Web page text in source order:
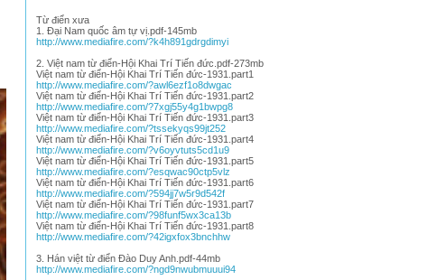
Từ điển xưa
1. Đại Nam quốc âm tự vị.pdf-145mb
http://www.mediafire.com/?k4h891gdrgdimyi
2. Việt nam từ điển-Hội Khai Trí Tiến đức.pdf-273mb
Việt nam từ điển-Hội Khai Trí Tiến đức-1931.part1
http://www.mediafire.com/?awl6ezf1o8dwgac
Việt nam từ điển-Hội Khai Trí Tiến đức-1931.part2
http://www.mediafire.com/?7xgj55y4g1bwpg8
Việt nam từ điển-Hội Khai Trí Tiến đức-1931.part3
http://www.mediafire.com/?tssekyqs99jt252
Việt nam từ điển-Hội Khai Trí Tiến đức-1931.part4
http://www.mediafire.com/?v6oyvtuts5cd1u9
Việt nam từ điển-Hội Khai Trí Tiến đức-1931.part5
http://www.mediafire.com/?esqwac90ctp5vlz
Việt nam từ điển-Hội Khai Trí Tiến đức-1931.part6
http://www.mediafire.com/?594jj7w5r9d542f
Việt nam từ điển-Hội Khai Trí Tiến đức-1931.part7
http://www.mediafire.com/?98funf5wx3ca13b
Việt nam từ điển-Hội Khai Trí Tiến đức-1931.part8
http://www.mediafire.com/?42igxfox3bnchhw
3. Hán việt từ điển Đào Duy Anh.pdf-44mb
http://www.mediafire.com/?ngd9nwubmuuui94